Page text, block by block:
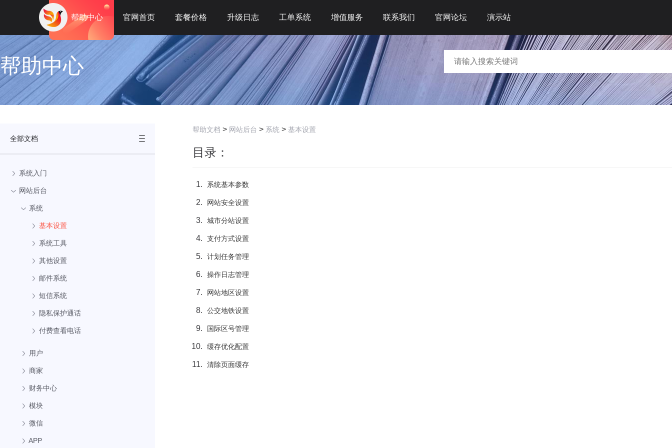
帮助中心 官网首页 套餐价格 升级日志 工单系统 增值服务 联系我们 官网论坛 演示站
帮助中心
全部文档
系统入门
网站后台
系统
基本设置
系统工具
其他设置
邮件系统
短信系统
隐私保护通话
付费查看电话
用户
商家
财务中心
模块
微信
APP
帮助文档 > 网站后台 > 系统 > 基本设置
目录：
系统基本参数
网站安全设置
城市分站设置
支付方式设置
计划任务管理
操作日志管理
网站地区设置
公交地铁设置
国际区号管理
缓存优化配置
清除页面缓存